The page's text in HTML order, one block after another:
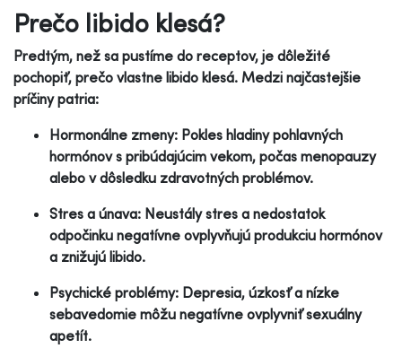
Prečo libido klesá?
Predtým, než sa pustíme do receptov, je dôležité
pochopiť, prečo vlastne libido klesá. Medzi najčastejšie
príčiny patria:
Hormonálne zmeny: Pokles hladiny pohlavných
hormónov s pribúdajúcim vekom, počas menopauzy
alebo v dôsledku zdravotných problémov.
Stres a únava: Neustály stres a nedostatok
odpočinku negatívne ovplyvňujú produkciu hormónov
a znižujú libido.
Psychické problémy: Depresia, úzkosť a nízke
sebavedomie môžu negatívne ovplyvniť sexuálny
apetít.